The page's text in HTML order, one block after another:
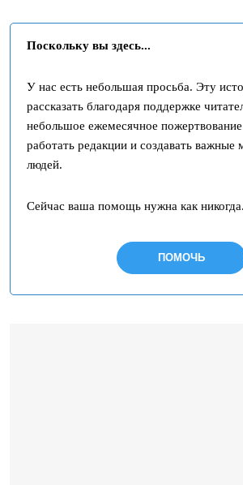
Поскольку вы здесь...
У нас есть небольшая просьба. Эту
рассказать благодаря поддержке
небольшое ежемесячное
работать редакции и создавать важные
людей.
Сейчас ваша помощь нужна как никогда.
ПОМОЧЬ